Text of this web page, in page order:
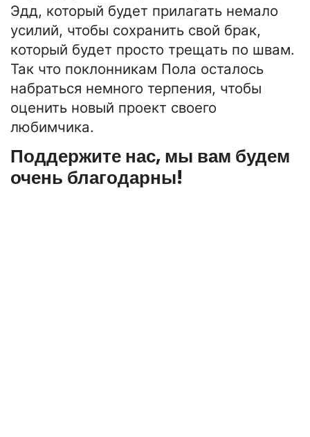
Эдд, который будет прилагать немало
усилий, чтобы сохранить свой брак,
который будет просто трещать по швам.
Так что поклонникам Пола осталось
набраться немного терпения, чтобы
оценить новый проект своего
любимчика.
Поддержите нас, мы вам будем
очень благодарны!